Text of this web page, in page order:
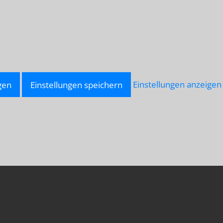
Einstellungen speichern Einstellungen anzeigen